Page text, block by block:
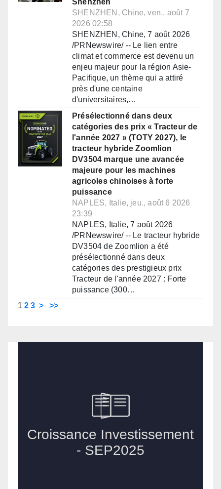
Shenzhen
SHENZHEN, Chine, ven., août 7
2026 02:58
SHENZHEN, Chine, 7 août 2026
/PRNewswire/ -- Le lien entre
climat et commerce est devenu un
enjeu majeur pour la région Asie-
Pacifique, un thème qui a attiré
près d'une centaine
d'universitaires,…
Présélectionné dans deux
catégories des prix « Tracteur de
l'année 2027 » (TOTY 2027), le
tracteur hybride Zoomlion
DV3504 marque une avancée
majeure pour les machines
agricoles chinoises à forte
puissance
NAPLES, Italie, jeu., août 6 2026
23:39
NAPLES, Italie, 7 août 2026
/PRNewswire/ -- Le tracteur hybride
DV3504 de Zoomlion a été
présélectionné dans deux
catégories des prestigieux prix
Tracteur de l'année 2027 : Forte
puissance (300…
1 2 3 > >>